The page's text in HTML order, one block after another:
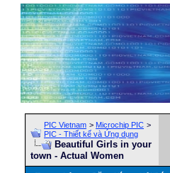
PIC Vietnam > Microchip PIC >
PIC - Thiết kế và Ứng dụng
Beautiful Girls in your
town - Actual Women